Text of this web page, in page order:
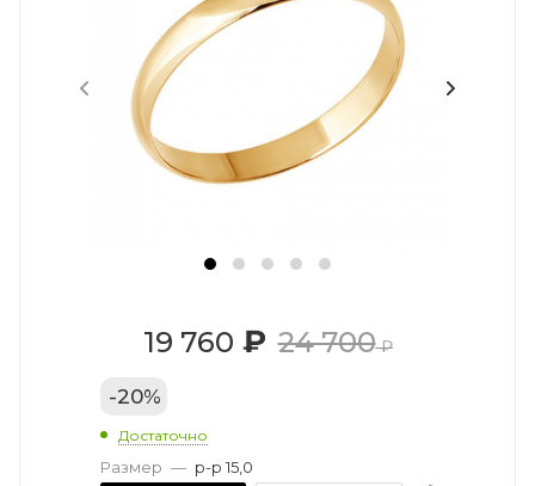
19 760 ₽ 24 700₽
-20%
Достаточно
Размер — р-р 15,0